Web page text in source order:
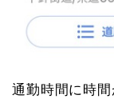
通勤時間に時